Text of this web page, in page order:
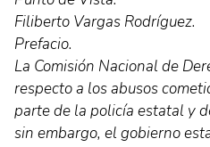
Filiberto Vargas Rodríguez.
Prefacio.
La Comisión Nacional de
respecto a los abusos
parte de la policía estatal y
sin embargo, el gobierno